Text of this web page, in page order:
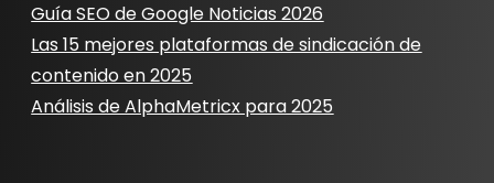
Guía SEO de Google Noticias 2026
Las 15 mejores plataformas de sindicación de
contenido en 2025
Análisis de AlphaMetricx para 2025